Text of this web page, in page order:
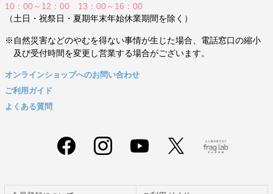
10：00～12：00 13：00～16：00
（土日・祝祭日・夏期年末年始休業期間を除く）
※自然災害などのやむを得ない事情が生じた場合、電話窓口の縮小
及び受付時間を変更し営業する場合がございます。
オンラインショップへのお問い合わせ
ご利用ガイド
よくある質問